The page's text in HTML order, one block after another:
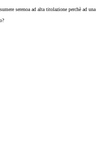
serenoa ad alta titolazione perchè ad